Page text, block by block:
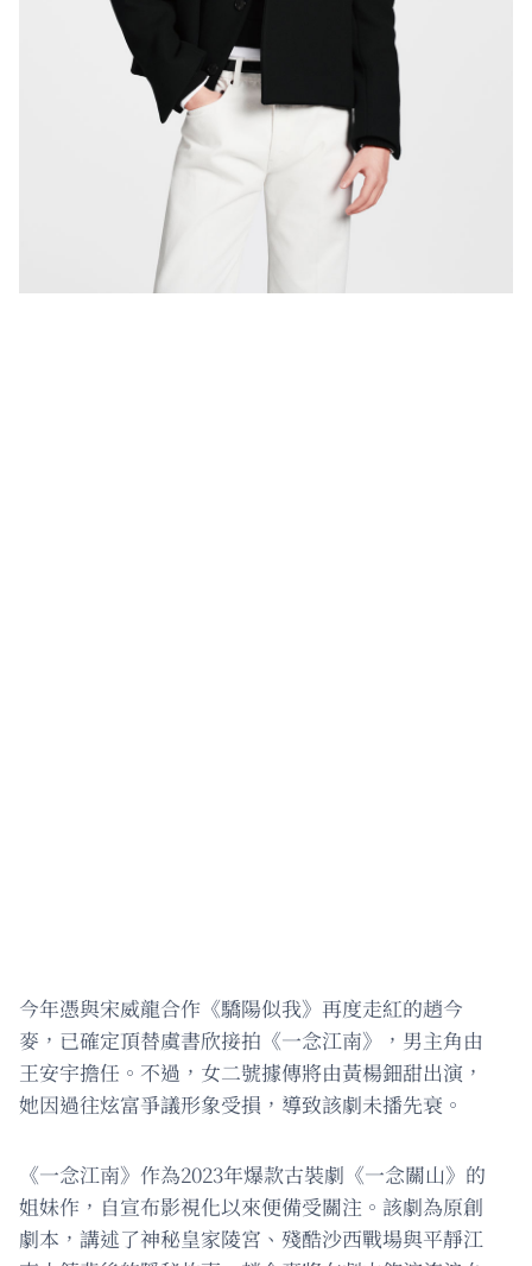
今年憑與宋威龍合作《驕陽似我》再度走紅的趙今
麥，已確定頂替虞書欣接拍《一念江南》，男主角由
王安宇擔任。不過，女二號據傳將由黃楊鈿甜出演，
她因過往炫富爭議形象受損，導致該劇未播先衰。
《一念江南》作為2023年爆款古裝劇《一念關山》的
姐妹作，自宣布影視化以來便備受關注。該劇為原創
劇本，講述了神秘皇家陵宮、殘酷沙西戰場與平靜江